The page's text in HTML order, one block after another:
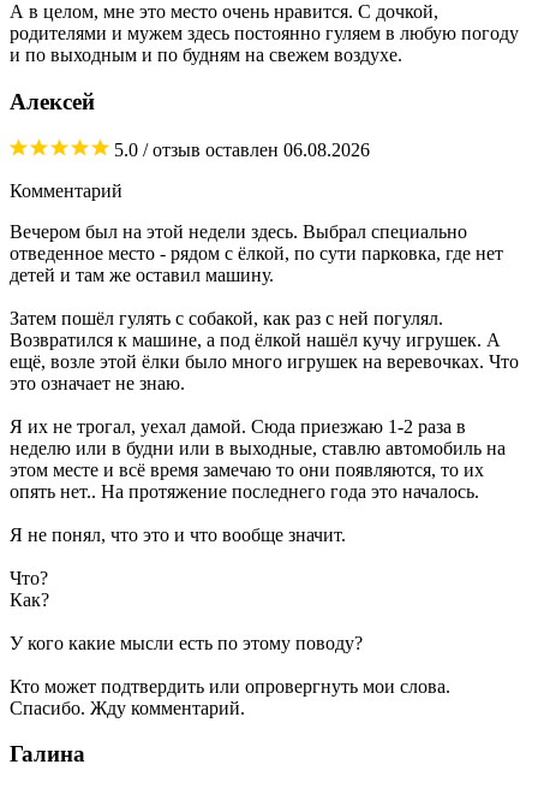
А в целом, мне это место очень нравится. С дочкой,
родителями и мужем здесь постоянно гуляем в любую погоду
и по выходным и по будням на свежем воздухе.
Алексей
5.0 / отзыв оставлен 06.08.2026
Комментарий
Вечером был на этой недели здесь. Выбрал специально
отведенное место - рядом с ёлкой, по сути парковка, где нет
детей и там же оставил машину.
Затем пошёл гулять с собакой, как раз с ней погулял.
Возвратился к машине, а под ёлкой нашёл кучу игрушек. А
ещё, возле этой ёлки было много игрушек на веревочках. Что
это означает не знаю.
Я их не трогал, уехал дамой. Сюда приезжаю 1-2 раза в
неделю или в будни или в выходные, ставлю автомобиль на
этом месте и всё время замечаю то они появляются, то их
опять нет.. На протяжение последнего года это началось.
Я не понял, что это и что вообще значит.
Что?
Как?
У кого какие мысли есть по этому поводу?
Кто может подтвердить или опровергнуть мои слова.
Спасибо. Жду комментарий.
Галина